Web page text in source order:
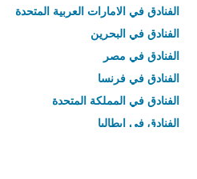
الفنادق في الامارات العربية المتحدة
الفنادق في البحرين
الفنادق في مصر
الفنادق في فرنسا
الفنادق في المملكة المتحدة
الفنادق في إيطاليا